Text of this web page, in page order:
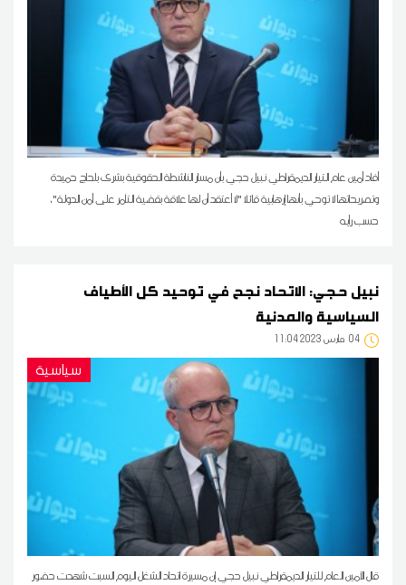
أفاد أمين عام التيار الديمقراطي نبيل حجي بأن مسار الناشطة الحقوقية بشرى بلحاج حميدة
وتصريحاتها لا توحي بأنها إرهابية قائلا "لا أعتقد أن لها علاقة بقضية التآمر على أمن الدولة"،
حسب رأيه
نبيل حجي: الاتحاد نجح في توحيد كل الأطياف
السياسية والمدنية
04 11:04 2023 مارس
سياسية
قال الأمين العام للتيار الديمقراطي نبيل حجي إن مسيرة اتحاد الشغل اليوم السبت شهدت حضور